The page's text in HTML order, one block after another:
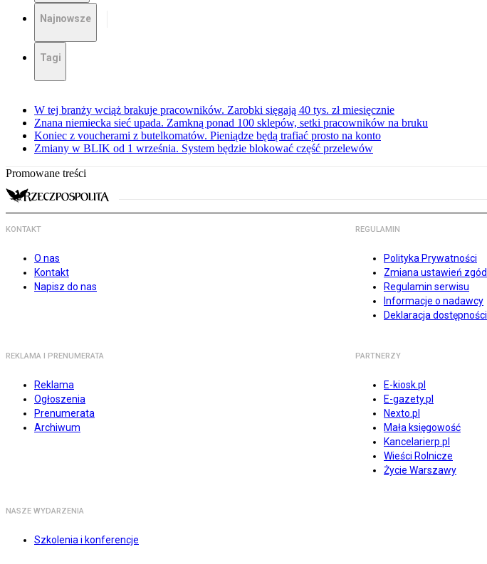
Najnowsze
Tagi
W tej branży wciąż brakuje pracowników. Zarobki sięgają 40 tys. zł miesięcznie
Znana niemiecka sieć upada. Zamkną ponad 100 sklepów, setki pracowników na bruku
Koniec z voucherami z butelkomatów. Pieniądze będą trafiać prosto na konto
Zmiany w BLIK od 1 września. System będzie blokować część przelewów
Promowane treści
KONTAKT
O nas
Kontakt
Napisz do nas
REGULAMIN
Polityka Prywatności
Zmiana ustawień zgód
Regulamin serwisu
Informacje o nadawcy
Deklaracja dostępności
REKLAMA I PRENUMERATA
Reklama
Ogłoszenia
Prenumerata
Archiwum
PARTNERZY
E-kiosk.pl
E-gazety.pl
Nexto.pl
Mała księgowość
Kancelarierp.pl
Wieści Rolnicze
Życie Warszawy
NASZE WYDARZENIA
Szkolenia i konferencje